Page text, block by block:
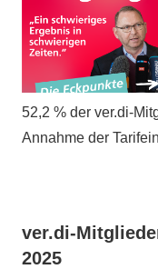
52,2 % der ver.di-
Annahme der
ver.di-
2025